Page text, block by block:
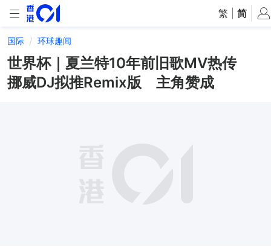
繁 简
国际 环球趣闻
世界杯｜夏兰特10年前旧歌MV热传
挪威DJ拟推Remix版 主角赞成